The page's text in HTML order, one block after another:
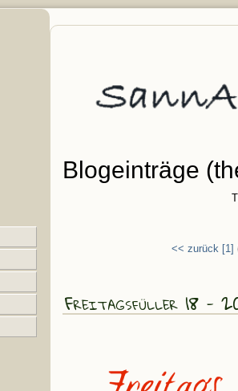
Blogeinträge
<< zurück [1]
Freitagsfüller 18 -